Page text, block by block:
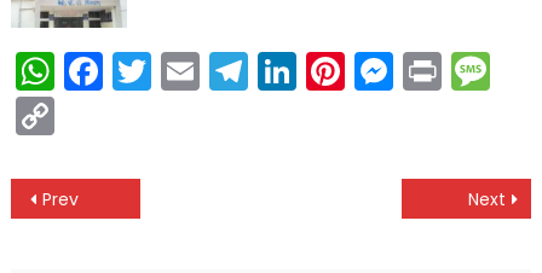
WhatsApp
Facebook
Twitter
EmailTelegram
LinkedIn
Pinterest
Print
Copy
Post
Prev Next